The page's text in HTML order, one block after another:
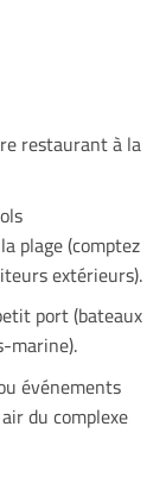
restaurant à la
plage (comptez
extérieurs).
port (bateaux
marine).
événements
du complexe